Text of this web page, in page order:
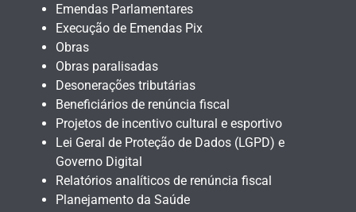
Emendas Parlamentares
Execução de Emendas Pix
Obras
Obras paralisadas
Desonerações tributárias
Beneficiários de renúncia fiscal
Projetos de incentivo cultural e esportivo
Lei Geral de Proteção de Dados (LGPD) e
Governo Digital
Relatórios analíticos de renúncia fiscal
Planejamento da Saúde